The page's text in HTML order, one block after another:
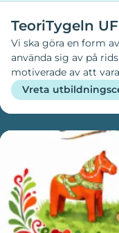
TeoriTygeln UF
Vi ska göra en form
använda sig av på
motiverade av att
Vreta